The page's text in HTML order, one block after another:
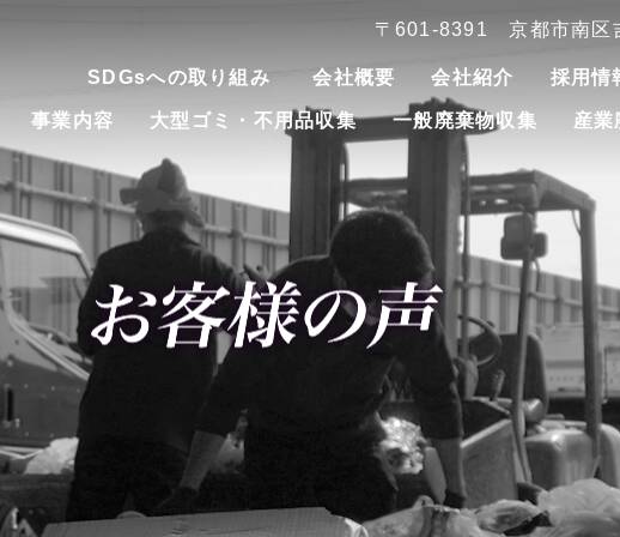
〒601-8391 京都市南区
SDGsへの取り組み 会社概要 会社紹介 採用情
事業内容 大型ゴミ・不用品収集 一般廃棄物収集 産業